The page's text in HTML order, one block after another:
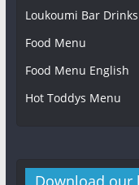
Loukoumi bar
Loukoumi Bar
Food Menu
Food Menu English
Hot Toddys Menu
Download our